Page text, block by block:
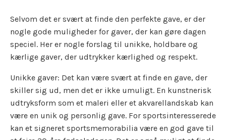
Selvom det er svært at finde den perfekte gave, er der
nogle gode muligheder for gaver, der kan gøre dagen
speciel. Her er nogle forslag til unikke, holdbare og
kærlige gaver, der udtrykker kærlighed og respekt.
Unikke gaver: Det kan være svært at finde en gave, der
skiller sig ud, men det er ikke umuligt. En kunstnerisk
udtryksform som et maleri eller et akvarellandskab kan
være en unik og personlig gave. For sportsinteresserede
kan et signeret sportsmemorabilia være en god gave til